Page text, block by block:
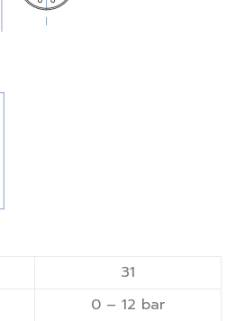
31
0 – 12 bar